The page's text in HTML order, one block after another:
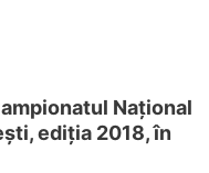
Național
ediția 2018, în